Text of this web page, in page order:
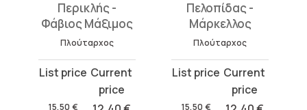
Περικλής -
Φάβιος Μάξιμος
Πλούταρχος
15,50 €
Original
was:
Current
is:
Πελοπίδας -
Μάρκελλος
Πλούταρχος
15,50 €
Original
was:
Current
is: